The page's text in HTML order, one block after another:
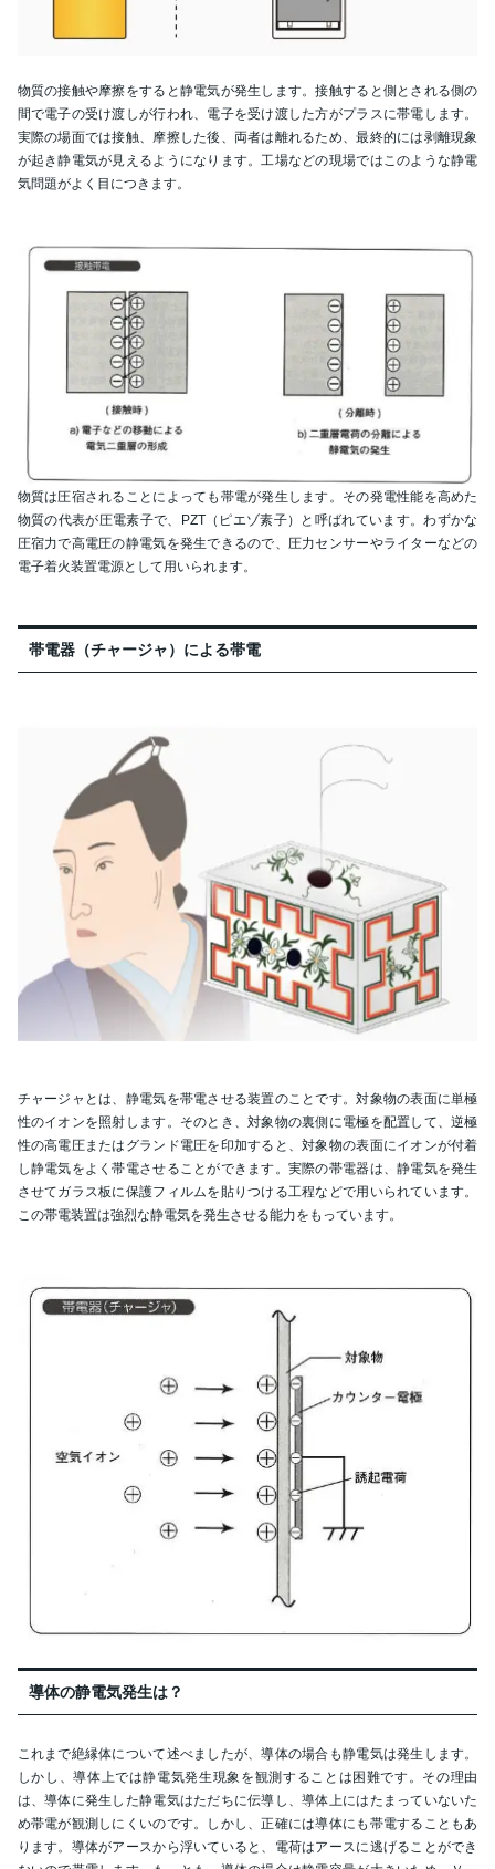
物質の接触や摩擦をすると静電気が発生します。接触すると側とされる側の
間で電子の受け渡しが行われ、電子を受け渡した方がプラスに帯電します。
実際の場面では接触、摩擦した後、両者は離れるため、最終的には剥離現象
が起き静電気が見えるようになります。工場などの現場ではこのような静電
気問題がよく目につきます。
物質は圧宿されることによっても帯電が発生します。その発電性能を高めた
物質の代表が圧電素子で、PZT（ピエゾ素子）と呼ばれています。わずかな
圧宿力で高電圧の静電気を発生できるので、圧力センサーやライターなどの
電子着火装置電源として用いられます。
帯電器（チャージャ）による帯電
チャージャとは、静電気を帯電させる装置のことです。対象物の表面に単極
性のイオンを照射します。そのとき、対象物の裏側に電極を配置して、逆極
性の高電圧またはグランド電圧を印加すると、対象物の表面にイオンが付着
し静電気をよく帯電させることができます。実際の帯電器は、静電気を発生
させてガラス板に保護フィルムを貼りつける工程などで用いられています。
この帯電装置は強烈な静電気を発生させる能力をもっています。
導体の静電気発生は？
これまで絶縁体について述べましたが、導体の場合も静電気は発生します。
しかし、導体上では静電気発生現象を観測することは困難です。その理由
は、導体に発生した静電気はただちに伝導し、導体上にはたまっていないた
め帯電が観測しにくいのです。しかし、正確には導体にも帯電することもあ
ります。導体がアースから浮いていると、電荷はアースに逃げることができ